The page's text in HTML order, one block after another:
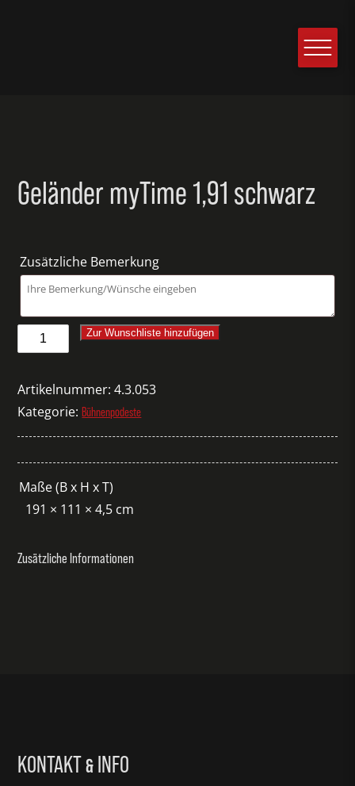
Geländer myTime 1,91 schwarz
Zusätzliche Bemerkung
Geländer
myTime
Menge
Zur Wunschliste hinzufügen
Artikelnummer:4.3.053
Kategorie:Bühnenpodeste
Maße (B x H x T)
191 × 111 × 4,5 cm
Zusätzliche Informationen
KONTAKT& INFO